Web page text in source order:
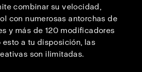
combinar su velocidad,
con numerosas antorchas de
y más de 120 modificadores
esto a tu disposición, las
son ilimitadas.